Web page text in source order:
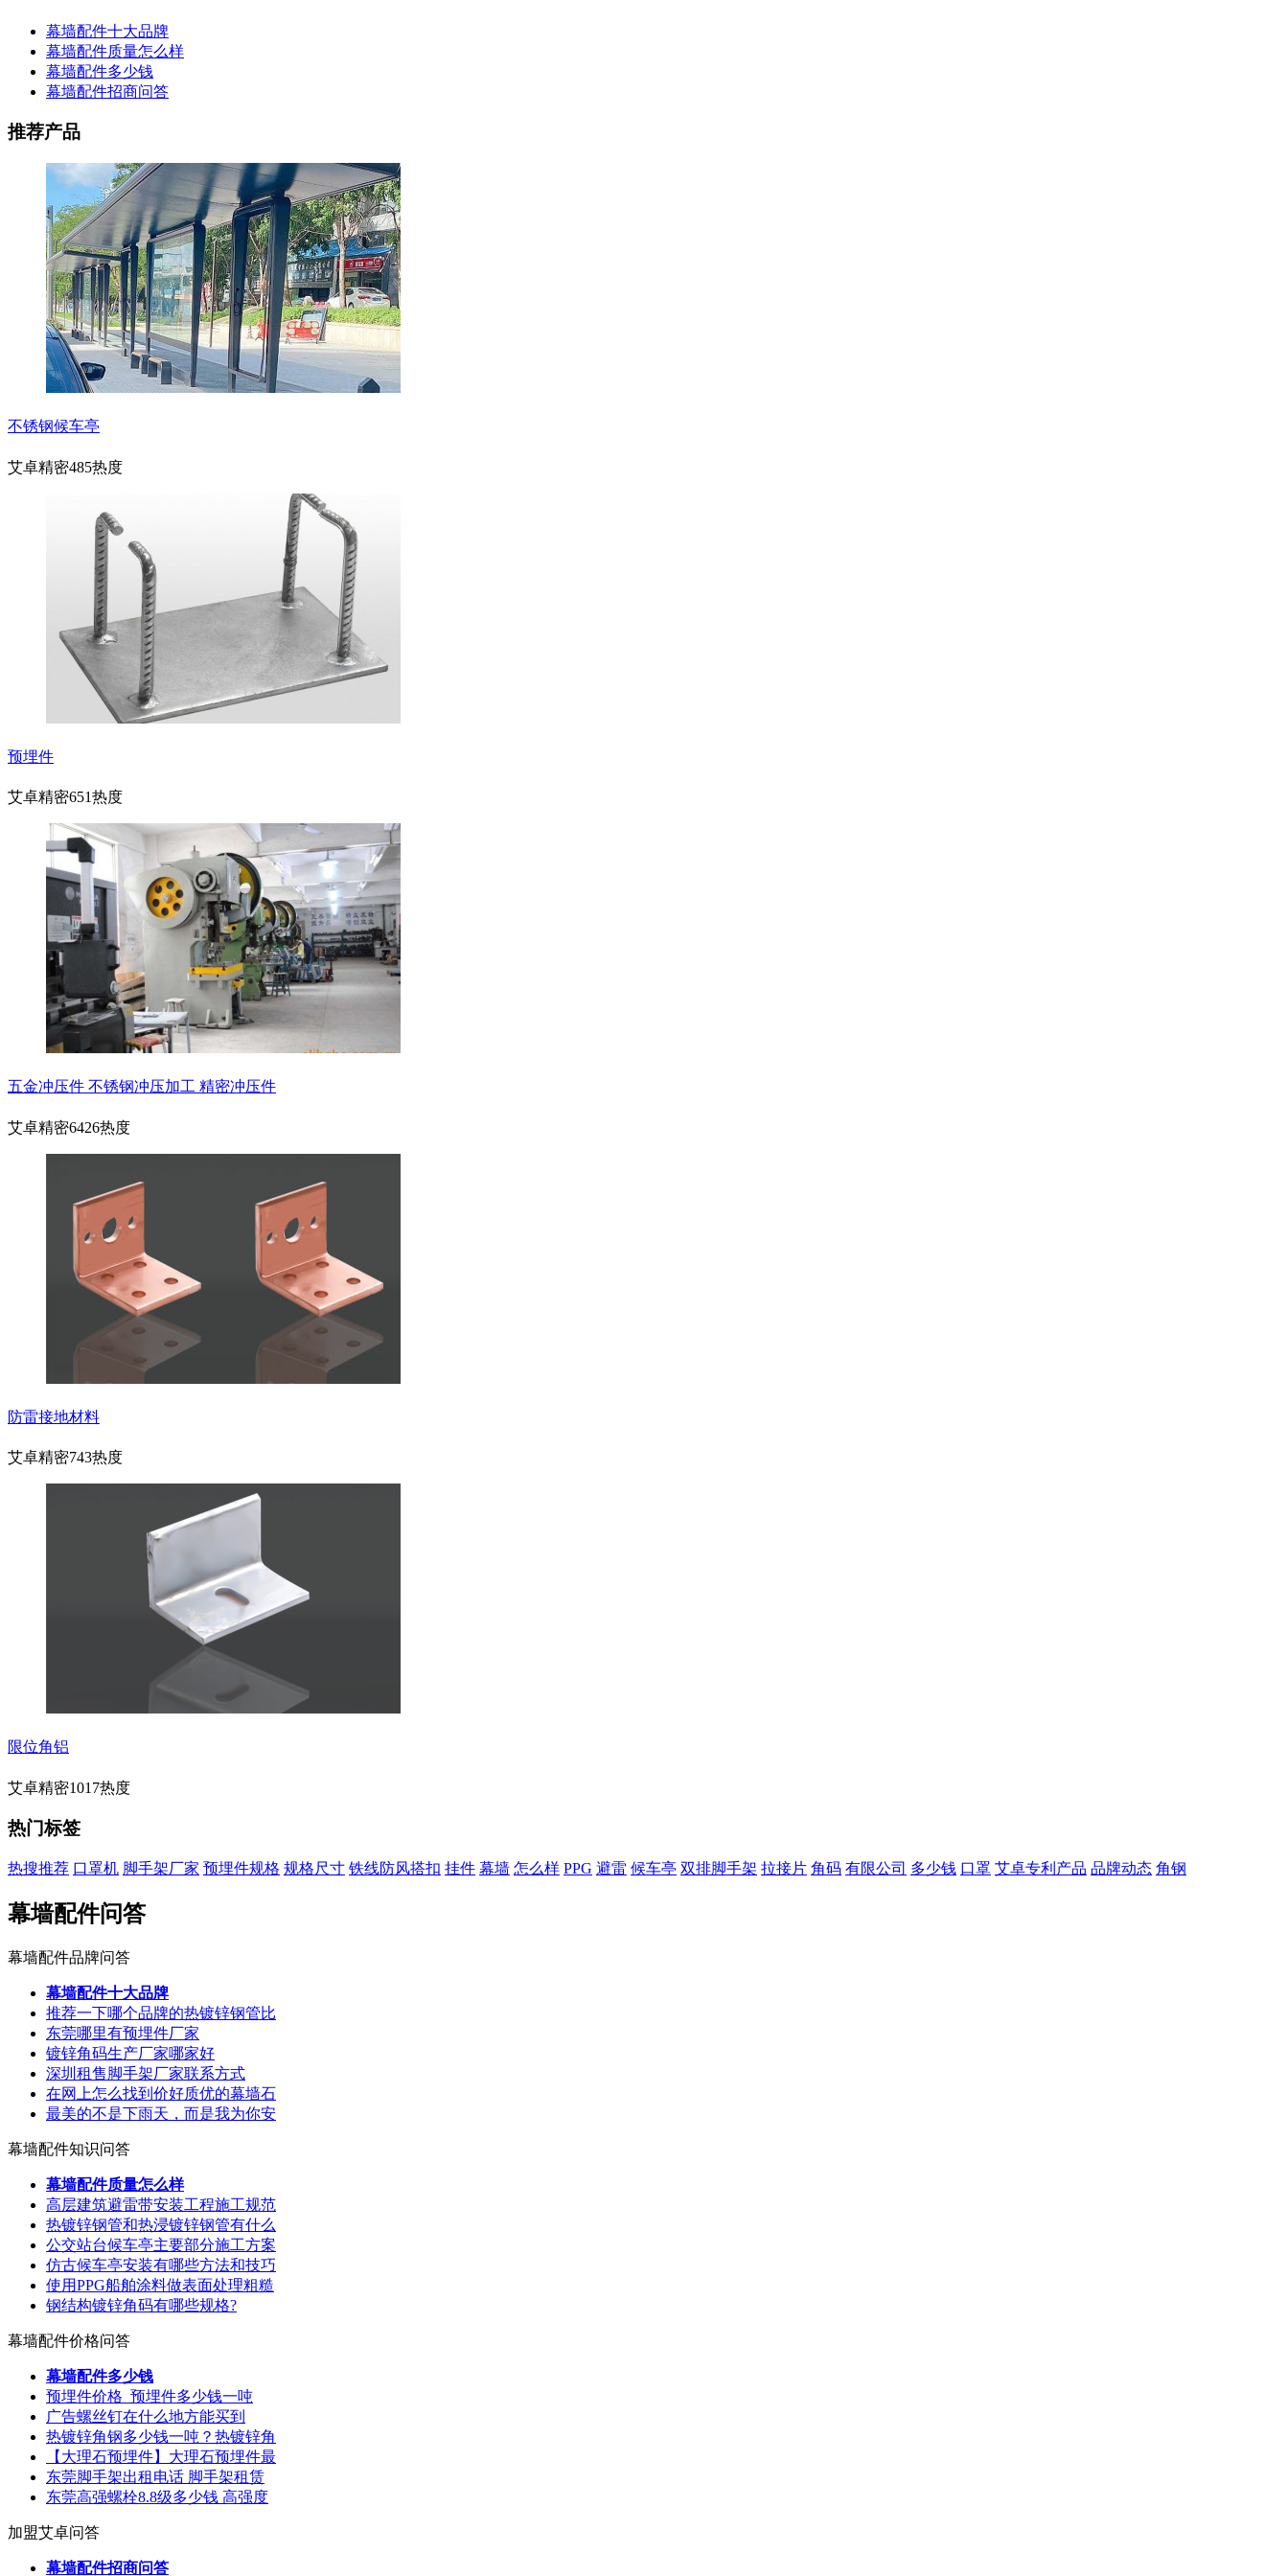
幕墙配件十大品牌
幕墙配件质量怎么样
幕墙配件多少钱
幕墙配件招商问答
推荐产品
不锈钢候车亭
艾卓精密485热度
预埋件
艾卓精密651热度
五金冲压件 不锈钢冲压加工 精密冲压件
艾卓精密6426热度
防雷接地材料
艾卓精密743热度
限位角铝
艾卓精密1017热度
热门标签
热搜推荐 口罩机 脚手架厂家 预埋件规格 规格尺寸 铁线防风搭扣 挂件 幕墙 怎么样 PPG 避雷 候车亭 双排脚手架 拉接片 角码 有限公司 多少钱 口罩 艾卓专利产品 品牌动态 角钢
幕墙配件问答
幕墙配件品牌问答
幕墙配件十大品牌
推荐一下哪个品牌的热镀锌钢管比
东莞哪里有预埋件厂家
镀锌角码生产厂家哪家好
深圳租售脚手架厂家联系方式
在网上怎么找到价好质优的幕墙石
最美的不是下雨天，而是我为你安
幕墙配件知识问答
幕墙配件质量怎么样
高层建筑避雷带安装工程施工规范
热镀锌钢管和热浸镀锌钢管有什么
公交站台候车亭主要部分施工方案
仿古候车亭安装有哪些方法和技巧
使用PPG船舶涂料做表面处理粗糙
钢结构镀锌角码有哪些规格?
幕墙配件价格问答
幕墙配件多少钱
预埋件价格_预埋件多少钱一吨
广告螺丝钉在什么地方能买到
热镀锌角钢多少钱一吨？热镀锌角
【大理石预埋件】大理石预埋件最
东莞脚手架出租电话 脚手架租赁
东莞高强螺栓8.8级多少钱 高强度
加盟艾卓问答
幕墙配件招商问答